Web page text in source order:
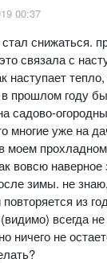
00:37
снижаться.
связала с
наступает
в прошлом году
садово-
многие уже на
моем
вовсю наверное
зимы. не
из
всегда
ничего не